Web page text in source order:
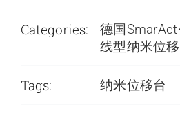
Categories:
德国SmarAct
线型纳米位
Tags: 纳米位移台